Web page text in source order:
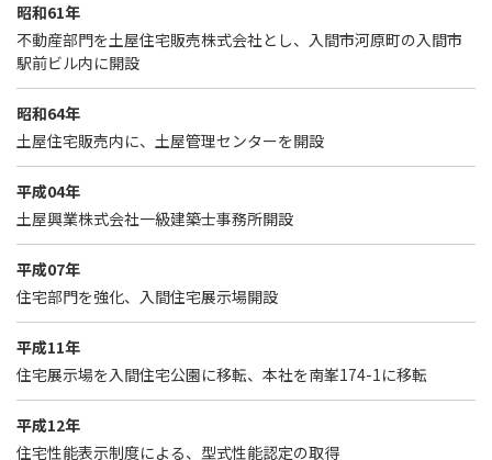
昭和61年
不動産部門を土屋住宅販売株式会社とし、入間市河原町の入間市
駅前ビル内に開設
昭和64年
土屋住宅販売内に、土屋管理センターを開設
平成04年
土屋興業株式会社一級建築士事務所開設
平成07年
住宅部門を強化、入間住宅展示場開設
平成11年
住宅展示場を入間住宅公園に移転、本社を南峯174-1に移転
平成12年
住宅性能表示制度による、型式性能認定の取得